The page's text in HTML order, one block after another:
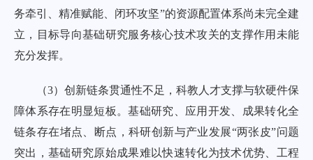
务牵引、精准赋能、闭环攻坚”的资源配置体系尚未完全建
立，目标导向基础研究服务核心技术攻关的支撑作用未能
充分发挥。
（3）创新链条贯通性不足，科教人才支撑与软硬件保
障体系存在明显短板。基础研究、应用开发、成果转化全
链条存在堵点、断点，科研创新与产业发展“两张皮”问题
突出，基础研究原始成果难以快速转化为技术优势、工程